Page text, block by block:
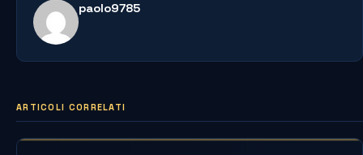
paolo9785
ARTICOLI CORRELATI